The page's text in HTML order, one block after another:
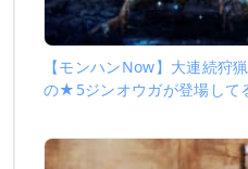
【モンハンNow】大連続狩
の★5ジンオウガが登場して